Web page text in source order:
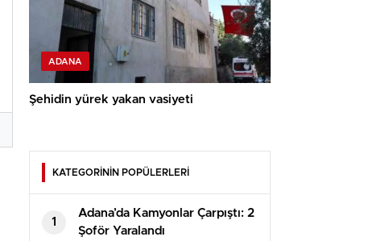
ADANA
Şehidin yürek yakan vasiyeti
KATEGORİNİN POPÜLERLERİ
1
Adana’da Kamyonlar Çarpıştı: 2
Şoför Yaralandı